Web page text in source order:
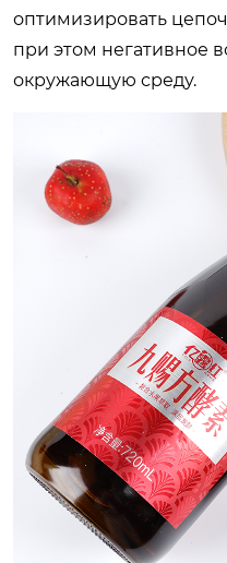
оптимизировать
при этом негативное
окружающую среду.